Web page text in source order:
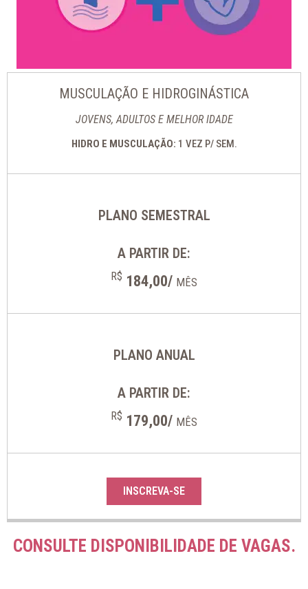
MUSCULAÇÃO E HIDROGINÁSTICA
JOVENS, ADULTOS E MELHOR IDADE
HIDRO E MUSCULAÇÃO: 1 VEZ P/ SEM.
PLANO SEMESTRAL
A PARTIR DE:
R$ 184,00/ MÊS
PLANO ANUAL
A PARTIR DE:
R$ 179,00/ MÊS
INSCREVA-SE
CONSULTE DISPONIBILIDADE DE VAGAS.